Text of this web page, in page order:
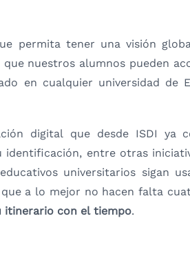
permita tener una visión
nuestros alumnos pueden
en cualquier universidad de
digital que desde ISDI ya
identificación, entre otras
universitarios sigan
a lo mejor no hacen falta
itinerario con el tiempo.